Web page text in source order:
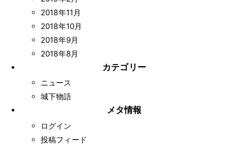
2018年11月
2018年10月
2018年9月
2018年8月
カテゴリー
ニュース
城下物語
メタ情報
ログイン
投稿フィード